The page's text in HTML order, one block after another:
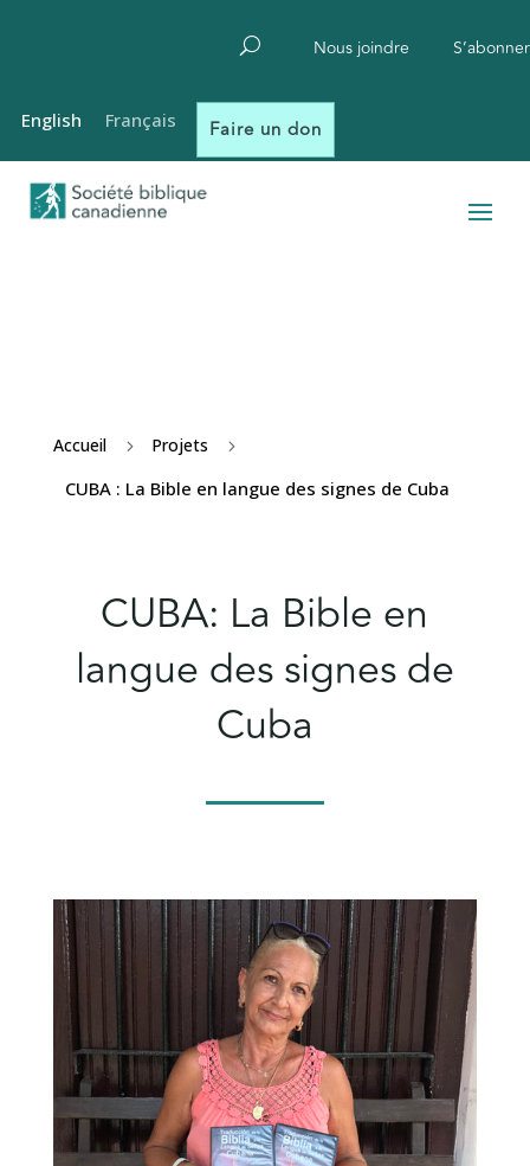
Nous joindre S’abonner
Faire un don
Accueil 5 Projets 5
CUBA : La Bible en langue des signes de Cuba
CUBA: La Bible en
langue des signes de
Cuba
English Français